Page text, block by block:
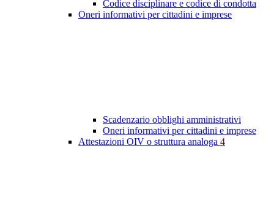
Codice disciplinare e codice di condotta
Oneri informativi per cittadini e imprese
Scadenzario obblighi amministrativi
Oneri informativi per cittadini e imprese
Attestazioni OIV o struttura analoga 4